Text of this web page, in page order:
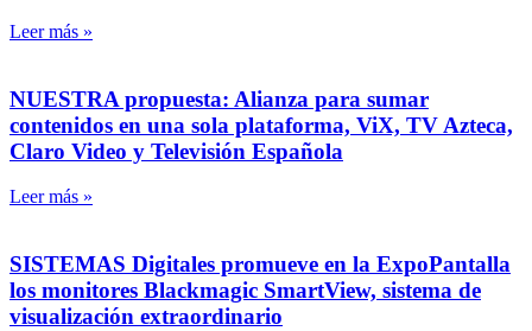
Leer más »
NUESTRA propuesta: Alianza para sumar
contenidos en una sola plataforma, ViX, TV Azteca,
Claro Video y Televisión Española
Leer más »
SISTEMAS Digitales promueve en la ExpoPantalla
los monitores Blackmagic SmartView, sistema de
visualización extraordinario